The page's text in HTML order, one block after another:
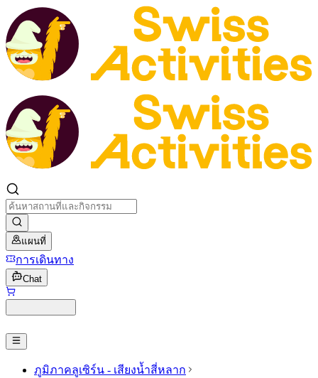
แผนที่
การเดินทาง
Chat
ภูมิภาคลูเซิร์น - เสียงน้ำสี่หลาก